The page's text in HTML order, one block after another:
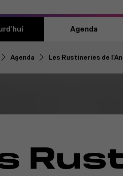
Agenda
Agenda Les Rustineries de